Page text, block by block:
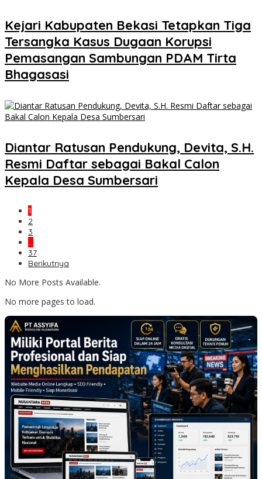
Kejari Kabupaten Bekasi Tetapkan Tiga
Tersangka Kasus Dugaan Korupsi
Pemasangan Sambungan PDAM Tirta
Bhagasasi
Diantar Ratusan Pendukung, Devita, S.H.
Resmi Daftar sebagai Bakal Calon
Kepala Desa Sumbersari
1
2
3
…
37
Berikutnya
No More Posts Available.
No more pages to load.